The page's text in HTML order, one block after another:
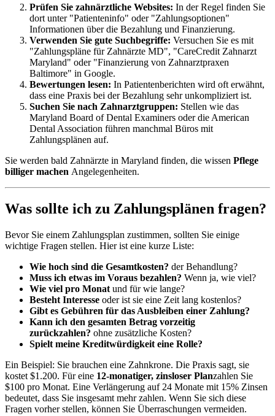
Prüfen Sie zahnärztliche Websites: In der Regel finden Sie
dort unter "Patienteninfo" oder "Zahlungsoptionen"
Informationen über die Bezahlung und Finanzierung.
Verwenden Sie gute Suchbegriffe: Versuchen Sie es mit
"Zahlungspläne für Zahnärzte MD", "CareCredit Zahnarzt
Maryland" oder "Finanzierung von Zahnarztpraxen
Baltimore" in Google.
Bewertungen lesen: In Patientenberichten wird oft erwähnt,
dass eine Praxis bei der Bezahlung sehr unkompliziert ist.
Suchen Sie nach Zahnarztgruppen: Stellen wie das
Maryland Board of Dental Examiners oder die American
Dental Association führen manchmal Büros mit
Zahlungsplänen auf.
Sie werden bald Zahnärzte in Maryland finden, die wissen Pflege
billiger machen Angelegenheiten.
Was sollte ich zu Zahlungsplänen fragen?
Bevor Sie einem Zahlungsplan zustimmen, sollten Sie einige
wichtige Fragen stellen. Hier ist eine kurze Liste:
Wie hoch sind die Gesamtkosten? der Behandlung?
Muss ich etwas im Voraus bezahlen? Wenn ja, wie viel?
Wie viel pro Monat und für wie lange?
Besteht Interesse oder ist sie eine Zeit lang kostenlos?
Gibt es Gebühren für das Ausbleiben einer Zahlung?
Kann ich den gesamten Betrag vorzeitig
zurückzahlen? ohne zusätzliche Kosten?
Spielt meine Kreditwürdigkeit eine Rolle?
Ein Beispiel: Sie brauchen eine Zahnkrone. Die Praxis sagt, sie
kostet $1.200. Für eine 12-monatiger, zinsloser Planzahlen Sie
$100 pro Monat. Eine Verlängerung auf 24 Monate mit 15% Zinsen
bedeutet, dass Sie insgesamt mehr zahlen. Wenn Sie sich diese
Fragen vorher stellen, können Sie Überraschungen vermeiden.